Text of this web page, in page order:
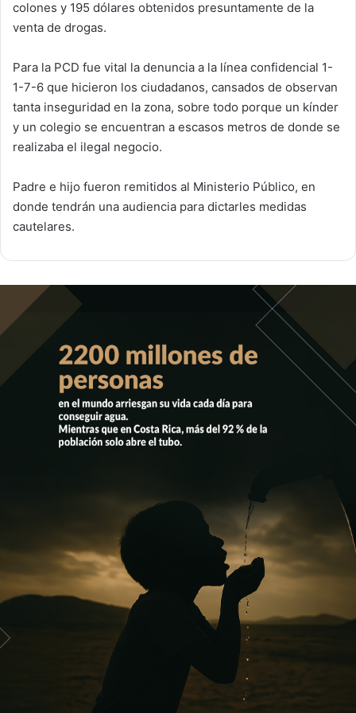
colones y 195 dólares obtenidos presuntamente de la
venta de drogas.
Para la PCD fue vital la denuncia a la línea confidencial 1-
1-7-6 que hicieron los ciudadanos, cansados de observan
tanta inseguridad en la zona, sobre todo porque un kínder
y un colegio se encuentran a escasos metros de donde se
realizaba el ilegal negocio.
Padre e hijo fueron remitidos al Ministerio Público, en
donde tendrán una audiencia para dictarles medidas
cautelares.